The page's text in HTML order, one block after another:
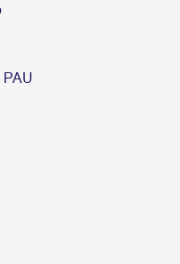
PAU